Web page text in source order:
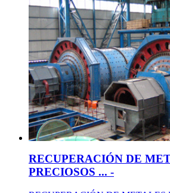
RECUPERACIÓN DE
PRECIOSOS ... -